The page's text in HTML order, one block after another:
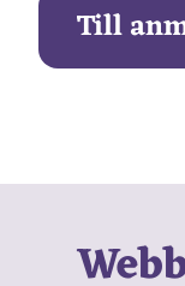
Till